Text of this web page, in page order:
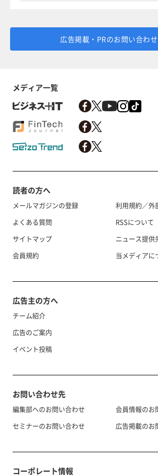
広告掲載・PRのお問い合わせ
メディア一覧
読者の方へ
メールマガジンの登録
よくある質問
サイトマップ
会員規約
利用規約／外
RSSについて
ニュース提供
当メディアに
広告主の方へ
チーム紹介
広告のご案内
イベント投稿
お問い合わせ先
編集部へのお問い合わせ
セミナーのお問い合わせ
会員情報のお
広告掲載のお
コーポレート情報